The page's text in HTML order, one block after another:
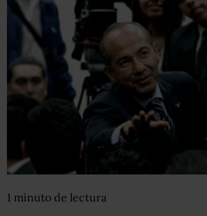
1 minuto de lectura